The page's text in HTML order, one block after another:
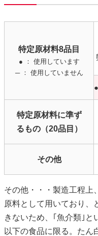
特定原材料8品目
● ： 使用しています
─ ： 使用していません
●
特定原材料に準ず
るもの（20品目）
その他
その他・・・製造工程上
原料として用いており、
きないため、｢魚介類｣と
以下の食品に限る。たん